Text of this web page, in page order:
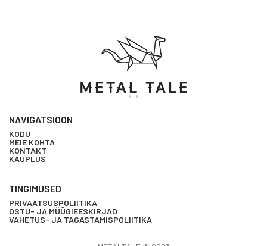
NAVIGATSIOON
KODU
MEIE KOHTA
KONTAKT
KAUPLUS
TINGIMUSED
PRIVAATSUSPOLIITIKA
OSTU- JA MÜÜGIEESKIRJAD
VAHETUS- JA TAGASTAMISPOLIITIKA